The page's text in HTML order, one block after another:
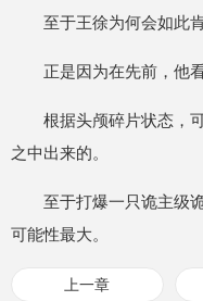
至于王徐为何会如此
正是因为在先前，他
根据头颅碎片状态，
之中出来的。
至于打爆一只诡主级
可能性最大。
上一章